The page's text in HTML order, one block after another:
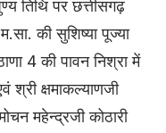
तिथि पर छत्तीसगढ़
की सुशिष्या पूज्या
4 की पावन निश्रा में
श्री क्षमाकल्याणजी
महेन्द्रजी कोठारी